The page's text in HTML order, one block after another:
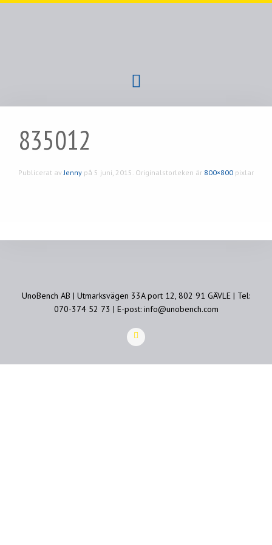
835012
Publicerat avJenny på 5 juni, 2015 . Originalstorleken är 800×800 pixlar
UnoBench AB | Utmarksvägen 33A port 12, 802 91 GÄVLE | Tel:
070-374 52 73 | E-post: info@unobench.com